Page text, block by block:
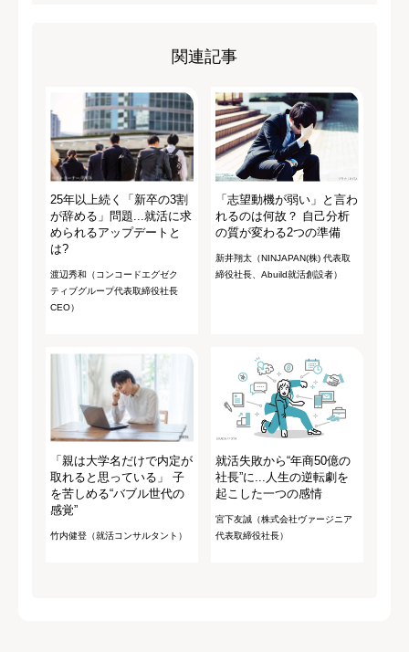
関連記事
25年以上続く「新卒の3割
が辞める」問題...就活に求
められるアップデートと
は?
渡辺秀和（コンコードエグゼク
ティブグループ代表取締役社長
CEO）
「志望動機が弱い」と言わ
れるのは何故？ 自己分析
の質が変わる2つの準備
新井翔太（NINJAPAN(株) 代表取
締役社長、Abuild就活創設者）
「親は大学名だけで内定が
取れると思っている」 子
を苦しめる“バブル世代の
感覚”
竹内健登（就活コンサルタント）
就活失敗から“年商50億の
社長”に...人生の逆転劇を
起こした一つの感情
宮下友誠（株式会社ヴァージニア
代表取締役社長）